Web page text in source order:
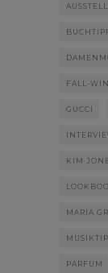
FALL-
GUCCI
KIM
MARIA
PARFUM